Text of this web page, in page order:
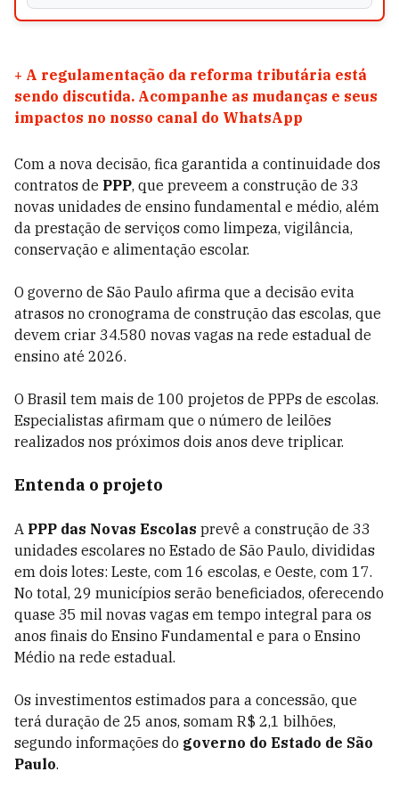
+ A regulamentação da reforma tributária está
sendo discutida. Acompanhe as mudanças e seus
impactos no nosso canal do WhatsApp
Com a nova decisão, fica garantida a continuidade dos
contratos de PPP, que preveem a construção de 33
novas unidades de ensino fundamental e médio, além
da prestação de serviços como limpeza, vigilância,
conservação e alimentação escolar.
O governo de São Paulo afirma que a decisão evita
atrasos no cronograma de construção das escolas, que
devem criar 34.580 novas vagas na rede estadual de
ensino até 2026.
O Brasil tem mais de 100 projetos de PPPs de escolas.
Especialistas afirmam que o número de leilões
realizados nos próximos dois anos deve triplicar.
Entenda o projeto
A PPP das Novas Escolas prevê a construção de 33
unidades escolares no Estado de São Paulo, divididas
em dois lotes: Leste, com 16 escolas, e Oeste, com 17.
No total, 29 municípios serão beneficiados, oferecendo
quase 35 mil novas vagas em tempo integral para os
anos finais do Ensino Fundamental e para o Ensino
Médio na rede estadual.
Os investimentos estimados para a concessão, que
terá duração de 25 anos, somam R$ 2,1 bilhões,
segundo informações do governo do Estado de São
Paulo.